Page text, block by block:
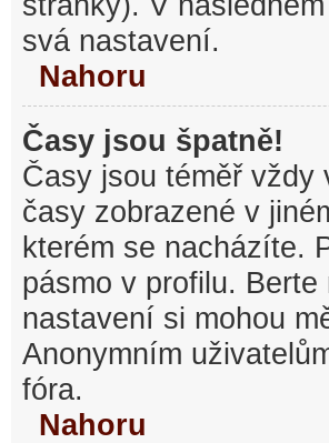
svá nastavení.
Nahoru
Časy jsou špatně!
Časy jsou téměř
časy zobrazené v
kterém se nacházíte.
pásmo v profilu.
nastavení si mohou
Anonymním
fóra.
Nahoru